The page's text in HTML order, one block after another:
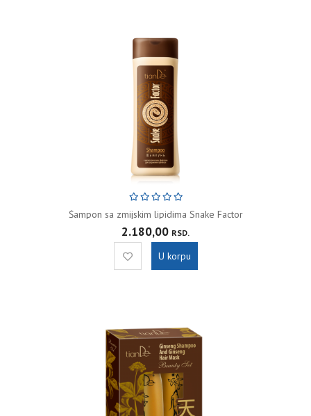
Šampon sa zmijskim lipidima Snake Factor
2.180,00 RSD.
U korpu